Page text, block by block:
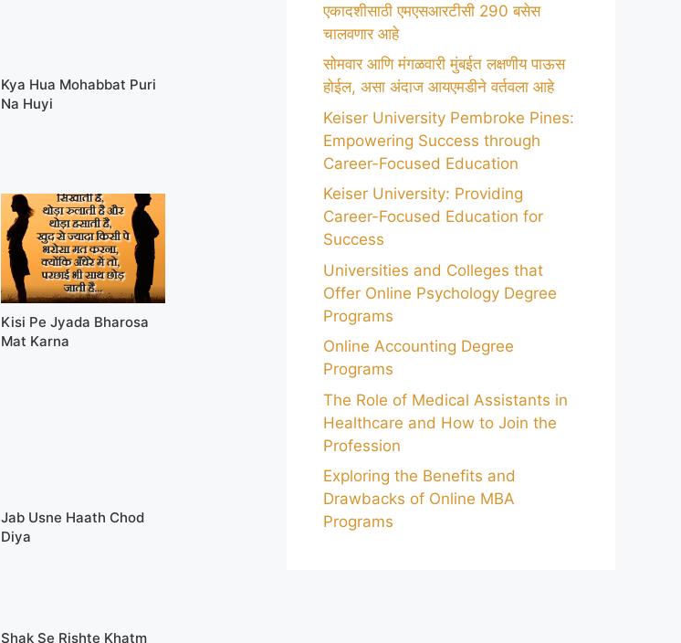
Kya Hua Mohabbat Puri
Na Huyi
Kisi Pe Jyada Bharosa
Mat Karna
Jab Usne Haath Chod
Diya
Shak Se Rishte Khatm
एकादशीसाठी एमएसआरटीसी 290 बसेस
चालवणार आहे
सोमवार आणि मंगळवारी मुंबईत लक्षणीय पाऊस
होईल, असा अंदाज आयएमडीने वर्तवला आहे
Keiser University Pembroke Pines:
Empowering Success through
Career-Focused Education
Keiser University: Providing
Career-Focused Education for
Success
Universities and Colleges that
Offer Online Psychology Degree
Programs
Online Accounting Degree
Programs
The Role of Medical Assistants in
Healthcare and How to Join the
Profession
Exploring the Benefits and
Drawbacks of Online MBA
Programs